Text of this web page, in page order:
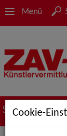
Menü
Suche nach
Cookie-